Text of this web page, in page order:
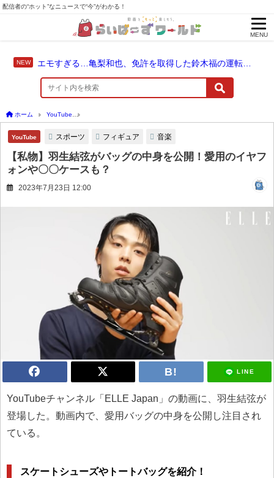
配信者の“ホット”なニュースで“今”がわかる！
MENU
エモすぎる…亀梨和也、免許を取得した鈴木福の運転でドライブ！
ホーム YouTube
YouTube スポーツ フィギュア 音楽
【私物】羽生結弦がバッグの中身を公開！愛用のイヤフ
ォンや〇〇ケースも？
2023年7月23日 12:00
LINE
YouTubeチャンネル「ELLE Japan」の動画に、羽生結弦が
登場した。動画内で、愛用バッグの中身を公開し注目され
ている。
スケートシューズやトートバッグを紹介！